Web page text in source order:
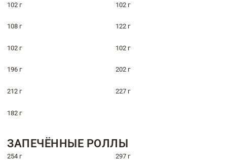
102 г 102 г
108 г 122 г
102 г 102 г
196 г 202 г
212 г 227 г
182 г
ЗАПЕЧЁННЫЕ РОЛЛЫ
254 г 297 г